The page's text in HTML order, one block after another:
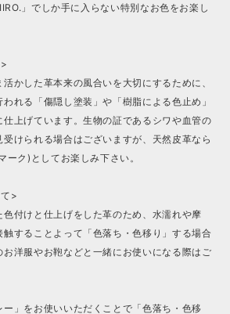
」でしか手に入らない特別なお色をお楽し
活かした革本来の風合いを大切にするために、
れる「傷隠し塗装」や「樹脂による色止め」
仕上げています。生物の証であるシワや血管の
けられる場合はございますが、天然皮革なら
ーク)としてお楽しみ下さい。
>
付けと仕上げをした革のため、水濡れや摩
することよって「色落ち・色移り」する場合
洋服やお鞄などと一緒にお使いになる際はご
ー」をお使いいただくことで「色落ち・色移